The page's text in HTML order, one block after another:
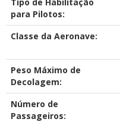
para Pilotos:
Classe da Aeronave:
Peso Máximo de
Decolagem:
Número de
Passageiros: